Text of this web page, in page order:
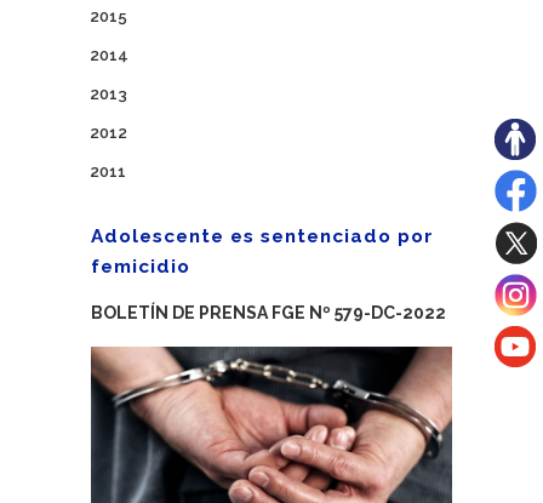
2015
2014
2013
2012
2011
Adolescente es sentenciado por
femicidio
BOLETÍN DE PRENSA FGE Nº 579-DC-2022